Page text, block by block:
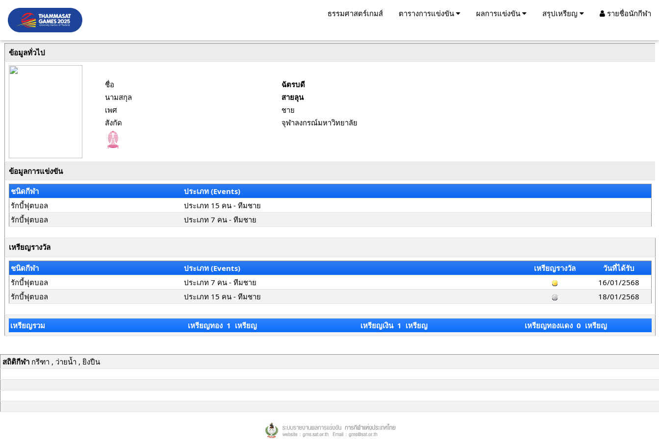
ธรรมศาสตร์เกมส์ ตารางการแข่งขัน ผลการแข่งขัน สรุปเหรียญ รายชื่อนักกีฬา
ข้อมูลทั่วไป
ชื่อ
ฉัตรบดี
นามสกุล
สายลุน
เพศ
ชาย
สังกัด
จุฬาลงกรณ์มหาวิทยาลัย
ข้อมูลการแข่งขัน
ชนิดกีฬา
ประเภท (Events)
รักบี้ฟุตบอล
ประเภท 15 คน - ทีมชาย
รักบี้ฟุตบอล
ประเภท 7 คน - ทีมชาย
เหรียญรางวัล
ชนิดกีฬา ประเภท (Events) เหรียญรางวัล
วันที่ได้รับ
รักบี้ฟุตบอล
ประเภท 7 คน - ทีมชาย
16/01/2568
รักบี้ฟุตบอล
ประเภท 15 คน - ทีมชาย 18/01/2568
เหรียญรวม เหรียญทอง 1 เหรียญ เหรียญเงิน 1 เหรียญ เหรียญทองแดง 0 เหรียญ
สถิติกีฬากรีฑา , ว่ายน้ำ , ยิงปืน